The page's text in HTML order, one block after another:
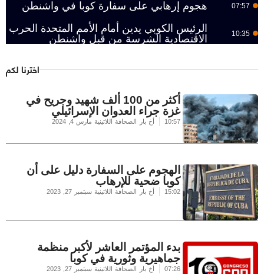
07:57 هجوم إرهابي على سفارة كوبا في واشنطن
10:35
الرئيس الكوبي يدين أمام الأمم المتحدة الحرب
الاقتصادية الشرسة من قبل واشنطن
اخترنا لكم
أكثر من 100 ألف شهيد وجريح في
غزة جراء العدوان الإسرائيلي
10:57 أخ بار الصحافة اللاتينية مارس 4, 2024
الهجوم على السفارة دليل على أن
كوبا ضحية للإرهاب
15:02 أخ بار الصحافة اللاتينية سبتمبر 27, 2023
بدء المؤتمر العاشر لأكبر منظمة
جماهيرية وثورية في كوبا
07:26 أخ بار الصحافة اللاتينية سبتمبر 27, 2023